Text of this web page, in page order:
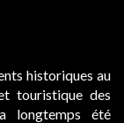
historiques au
touristique des
longtemps été